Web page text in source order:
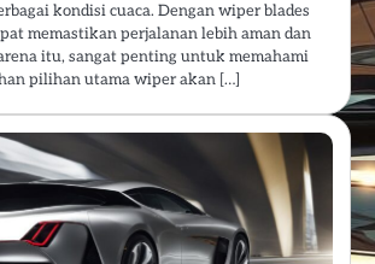
kondisi cuaca. Dengan wiper blades
memastikan perjalanan lebih aman dan
itu, sangat penting untuk memahami
pilihan utama wiper akan […]